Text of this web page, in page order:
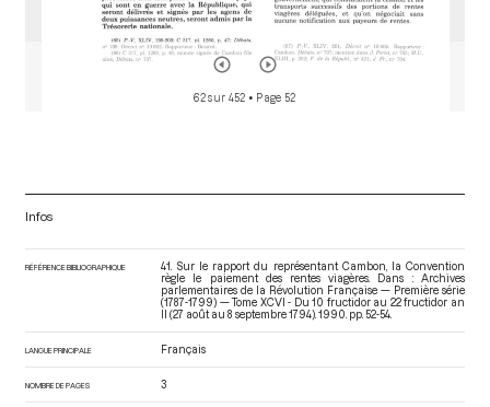
62 sur 452 • Page 52
Infos
RÉFÉRENCE BIBLIOGRAPHIQUE
41. Sur le rapport du représentant Cambon, la Convention
règle le paiement des rentes viagères. Dans : Archives
parlementaires de la Révolution Française — Première série
(1787-1799) — Tome XCVI - Du 10 fructidor au 22 fructidor an
II (27 août au 8 septembre 1794) . 1990. pp. 52-54.
LANGUE PRINCIPALE Français
NOMBRE DE PAGES 3